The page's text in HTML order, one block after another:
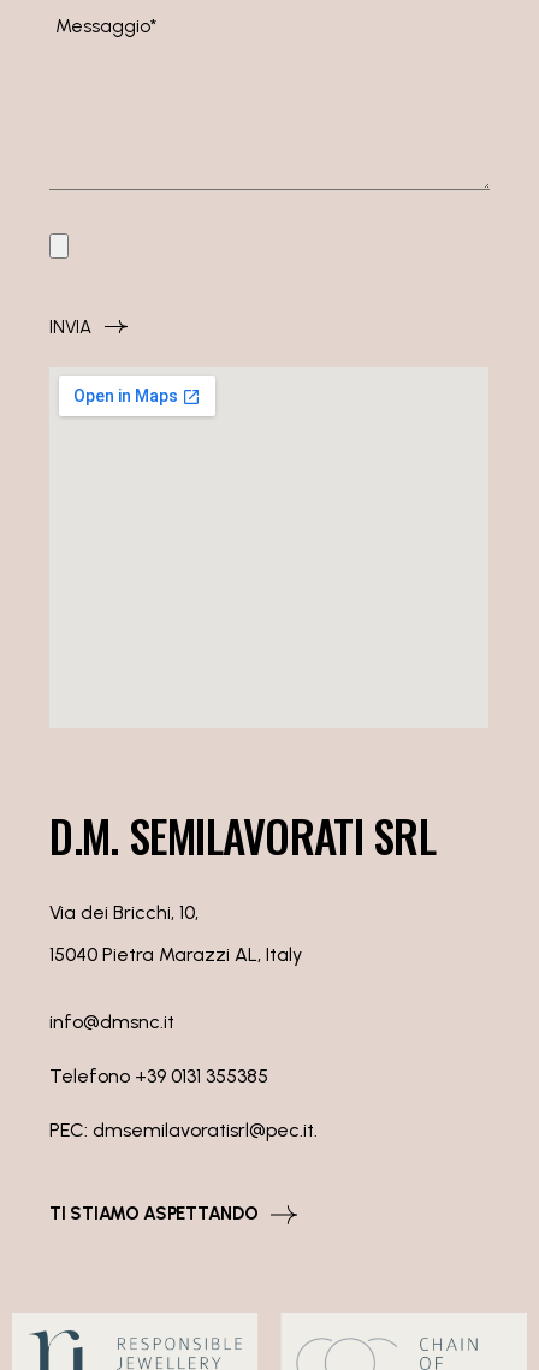
INVIA
D.M. SEMILAVORATI SRL
Via dei Bricchi, 10,
15040 Pietra Marazzi AL, Italy
info@dmsnc.it
Telefono +39 0131 355385
PEC:dmsemilavoratisrl@pec.it.
TI STIAMO ASPETTANDO